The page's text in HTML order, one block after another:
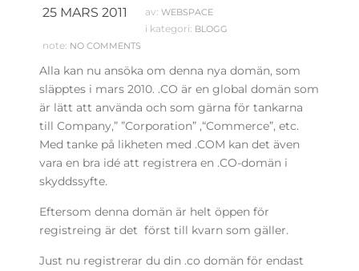
25 MARS 2011 av: WEBSPACE
i kategori: BLOGG
note: NO COMMENTS
Alla kan nu ansöka om denna nya domän, som
släpptes i mars 2010. .CO är en global domän som
är lätt att använda och som gärna för tankarna
till Company,” ”Corporation” ,“Commerce”, etc.
Med tanke på likheten med .COM kan det även
vara en bra idé att registrera en .CO-domän i
skyddssyfte.
Eftersom denna domän är helt öppen för
registreing är det först till kvarn som gäller.
Just nu registrerar du din .co domän för endast